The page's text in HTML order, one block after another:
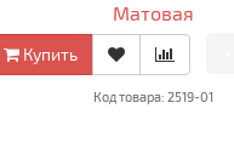
Матовая
Купить
Код товара: 2519-01